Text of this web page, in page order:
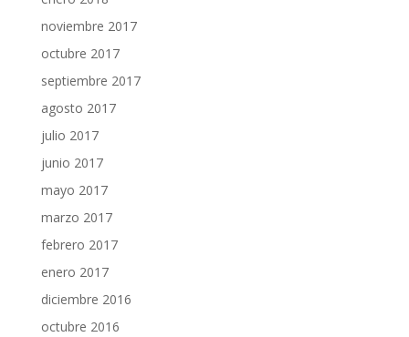
noviembre 2017
octubre 2017
septiembre 2017
agosto 2017
julio 2017
junio 2017
mayo 2017
marzo 2017
febrero 2017
enero 2017
diciembre 2016
octubre 2016